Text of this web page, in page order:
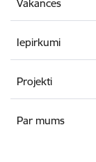
Vakances
Iepirkumi
Projekti
Par mums